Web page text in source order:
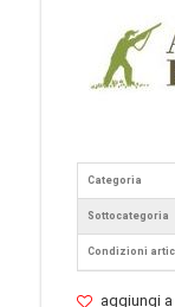
Categoria
Sottocategoria
Condizioni
aggiungi